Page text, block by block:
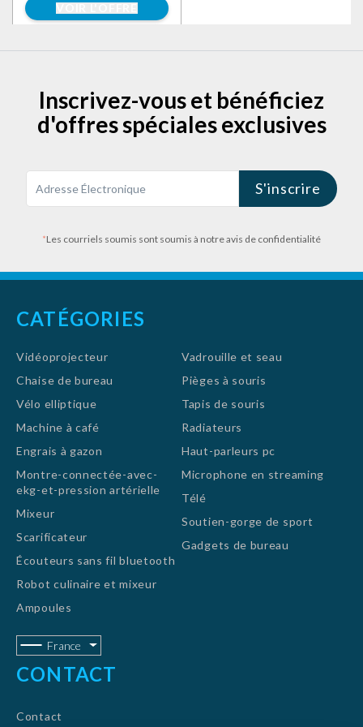
Socles téléphone Portable
Inscrivez-vous et bénéficiez
d'offres spéciales exclusives
S'inscrire
*Les courriels soumis sont soumis à notre avis de confidentialité
CATÉGORIES
Vidéoprojecteur
Chaise de bureau
Vélo elliptique
Machine à café
Engrais à gazon
Montre-connectée-avec-
ekg-et-pression artérielle
Mixeur
Scarificateur
Écouteurs sans fil bluetooth
Robot culinaire et mixeur
Ampoules
Vadrouille et seau
Pièges à souris
Tapis de souris
Radiateurs
Haut-parleurs pc
Microphone en streaming
Télé
Soutien-gorge de sport
Gadgets de bureau
France
CONTACT
Contact